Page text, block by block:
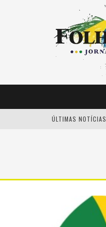
ÚLTIMAS NOTÍCIAS